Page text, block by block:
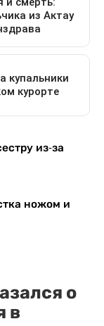
из-за
ножом и
о
в